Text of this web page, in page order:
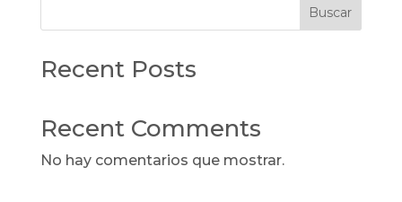
Buscar
Recent Posts
Recent Comments
No hay comentarios que mostrar.